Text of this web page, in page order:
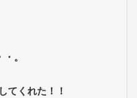
。
てくれた！！